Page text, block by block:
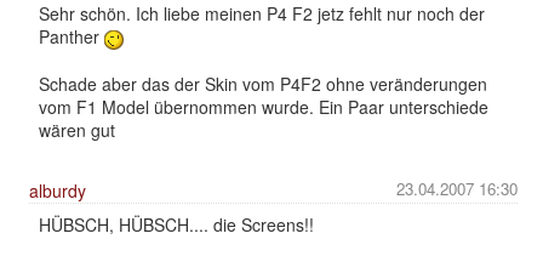
Sehr schön. Ich liebe meinen P4 F2 jetz fehlt nur noch der
Panther
Schade aber das der Skin vom P4F2 ohne veränderungen
vom F1 Model übernommen wurde. Ein Paar unterschiede
wären gut
23.04.2007 16:30
alburdy
HÜBSCH, HÜBSCH.... die Screens!!